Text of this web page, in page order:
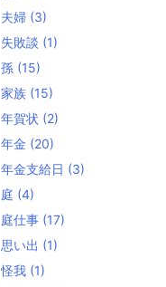
夫婦 (3)
失敗談 (1)
孫 (15)
家族 (15)
年賀状 (2)
年金 (20)
年金支給日 (3)
庭 (4)
庭仕事 (17)
思い出 (1)
怪我 (1)